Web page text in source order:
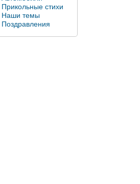
Прикольные стихи
Наши темы
Поздравления